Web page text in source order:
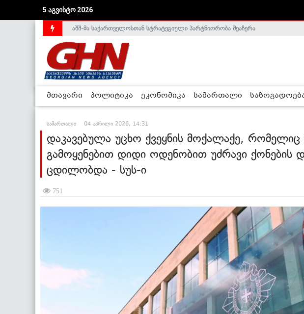
5 აგვისტო 2026
საქართველოს დე-ფაქტო მთავრობა არალეგიტიმურია - ჰელსინკის კომისია
აშშ-მა საქართველოსთან სტრატეგიული პარტნიორობა შეაჩერა
მთავარი პოლიტიკა ეკონომიკა სამართალი
სამართალი 04 აპრილი 2026, 14:31
დაკავებულა უცხო ქვეყნის მოქალაქე, რომელიც
გამოყენებით დიდი ოდენობით უძრავი ქონების
ცდილობდა - სუს-ი
751